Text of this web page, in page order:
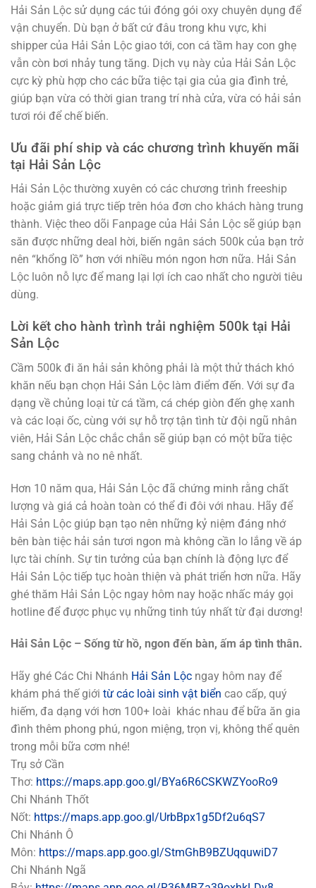
Hải Sản Lộc sử dụng các túi đóng gói oxy chuyên dụng để
vận chuyển. Dù bạn ở bất cứ đâu trong khu vực, khi
shipper của Hải Sản Lộc giao tới, con cá tầm hay con ghẹ
vẫn còn bơi nhảy tung tăng. Dịch vụ này của Hải Sản Lộc
cực kỳ phù hợp cho các bữa tiệc tại gia của gia đình trẻ,
giúp bạn vừa có thời gian trang trí nhà cửa, vừa có hải sản
tươi rói để chế biến.
Ưu đãi phí ship và các chương trình khuyến mãi
tại Hải Sản Lộc
Hải Sản Lộc thường xuyên có các chương trình freeship
hoặc giảm giá trực tiếp trên hóa đơn cho khách hàng trung
thành. Việc theo dõi Fanpage của Hải Sản Lộc sẽ giúp bạn
săn được những deal hời, biến ngân sách 500k của bạn trở
nên “khổng lồ” hơn với nhiều món ngon hơn nữa. Hải Sản
Lộc luôn nỗ lực để mang lại lợi ích cao nhất cho người tiêu
dùng.
Lời kết cho hành trình trải nghiệm 500k tại Hải
Sản Lộc
Cầm 500k đi ăn hải sản không phải là một thử thách khó
khăn nếu bạn chọn Hải Sản Lộc làm điểm đến. Với sự đa
dạng về chủng loại từ cá tầm, cá chép giòn đến ghẹ xanh
và các loại ốc, cùng với sự hỗ trợ tận tình từ đội ngũ nhân
viên, Hải Sản Lộc chắc chắn sẽ giúp bạn có một bữa tiệc
sang chảnh và no nê nhất.
Hơn 10 năm qua, Hải Sản Lộc đã chứng minh rằng chất
lượng và giá cả hoàn toàn có thể đi đôi với nhau. Hãy để
Hải Sản Lộc giúp bạn tạo nên những kỷ niệm đáng nhớ
bên bàn tiệc hải sản tươi ngon mà không cần lo lắng về áp
lực tài chính. Sự tin tưởng của bạn chính là động lực để
Hải Sản Lộc tiếp tục hoàn thiện và phát triển hơn nữa. Hãy
ghé thăm Hải Sản Lộc ngay hôm nay hoặc nhấc máy gọi
hotline để được phục vụ những tinh túy nhất từ đại dương!
Hải Sản Lộc – Sống từ hồ, ngon đến bàn, ấm áp tình thân.
Hãy ghé Các Chi Nhánh Hải Sản Lộc ngay hôm nay để
khám phá thế giới từ các loài sinh vật biển cao cấp, quý
hiếm, đa dạng với hơn 100+ loài khác nhau để bữa ăn gia
đình thêm phong phú, ngon miệng, trọn vị, không thể quên
trong mỗi bữa cơm nhé!
Trụ sở Cần
Thơ: https://maps.app.goo.gl/BYa6R6CSKWZYooRo9
Chi Nhánh Thốt
Nốt: https://maps.app.goo.gl/UrbBpx1g5Df2u6qS7
Chi Nhánh Ô
Môn: https://maps.app.goo.gl/StmGhB9BZUqquwiD7
Chi Nhánh Ngã